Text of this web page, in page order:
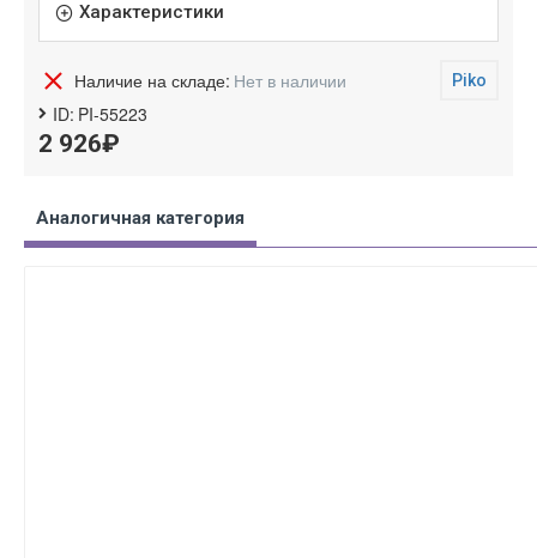
Характеристики
Наличие на складе: Нет в наличии
ID: PI-55223
Piko
2 926₽
Аналогичная категория